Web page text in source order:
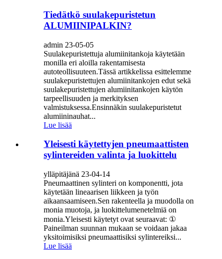
Tiedätkö suulakepuristetun
ALUMIINIPALKIN?
admin 23-05-05
Suulakepuristettuja alumiinitankoja käytetään
monilla eri aloilla rakentamisesta
autoteollisuuteen.Tässä artikkelissa esittelemme
suulakepuristettujen alumiinitankojen edut sekä
suulakepuristettujen alumiinitankojen käytön
tarpeellisuuden ja merkityksen
valmistuksessa.Ensinnäkin suulakepuristetut
alumiininauhat...
Lue lisää
Yleisesti käytettyjen pneumaattisten
sylintereiden valinta ja luokittelu
ylläpitäjänä 23-04-14
Pneumaattinen sylinteri on komponentti, jota
käytetään lineaarisen liikkeen ja työn
aikaansaamiseen.Sen rakenteella ja muodolla on
monia muotoja, ja luokittelumenetelmiä on
monia.Yleisesti käytetyt ovat seuraavat: ①
Paineilman suunnan mukaan se voidaan jakaa
yksitoimisiksi pneumaattisiksi sylintereiksi...
Lue lisää